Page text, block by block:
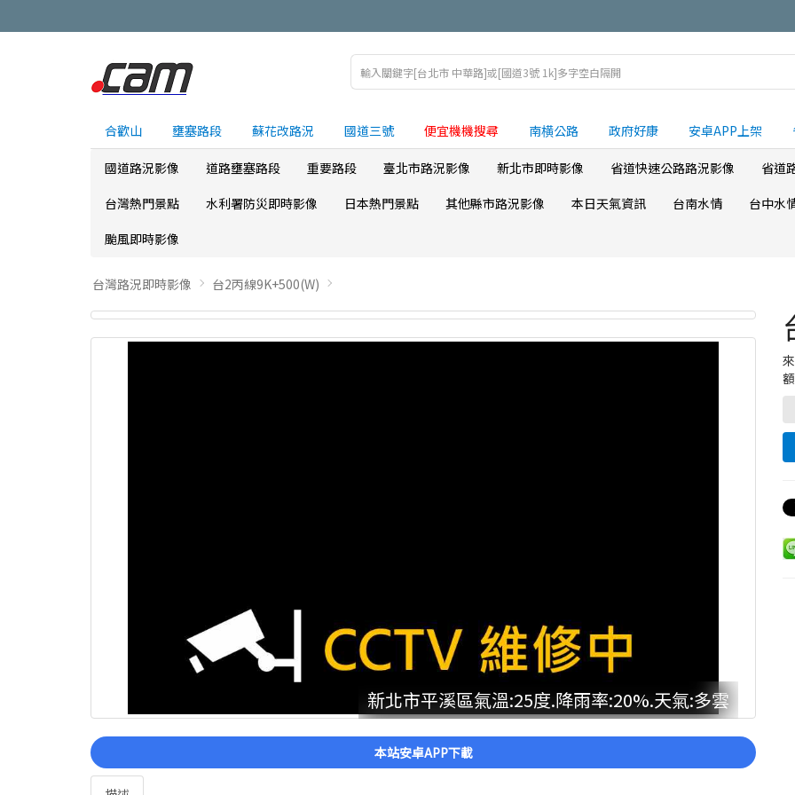
合歡山 壅塞路段 蘇花改路況 國道三號 便宜機機搜尋 南横公路 政府好康 安卓APP上架
國道路況影像 道路壅塞路段 重要路段 臺北市路況影像 新北市即時影像 省道快速公路路況影像
省道
台灣熱門景點
水利署防災即時影像 日本熱門景點 其他縣市路況影像 本日天氣資訊 台南水情
台中水
颱風即時影像
台灣路況即時影像 台2丙線9K+500(W)
新北市平溪區氣溫:25度.降雨率:20%.天氣:多雲
本站安卓APP下載